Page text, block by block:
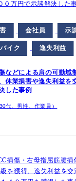
会社員 示
イク 逸失利益
などによる肩の可動域
休業損害や逸失利益を
した事例
代、男性、作業員）